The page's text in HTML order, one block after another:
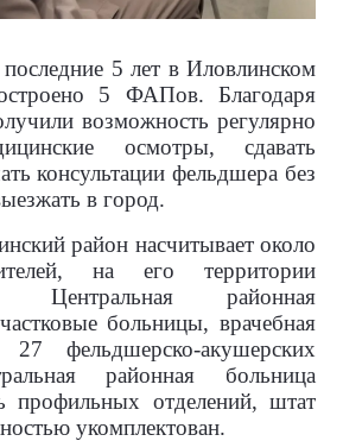
5 лет в Иловлинском
5 ФАПов. Благодаря
возможность регулярно
осмотры, сдавать
консультации фельдшера без
в город.
район насчитывает около
на его территории
Центральная районная
больницы, врачебная
фельдшерско-акушерских
районная больница
профильных отделений, штат
укомплектован.